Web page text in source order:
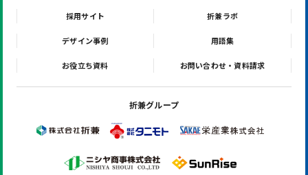
採用サイト 折兼ラボ
デザイン事例 用語集
お役立ち資料 お問い合わせ・資料請求
折兼グループ